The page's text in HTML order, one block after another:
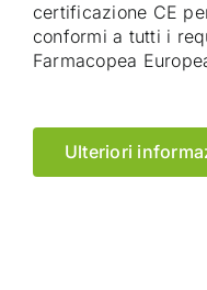
certificazione CE
conformi a tutti i
Farmacopea
Ulteriori